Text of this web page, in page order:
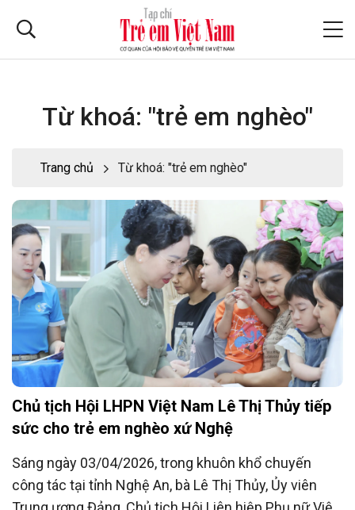
Từ khoá: "trẻ em nghèo"
Trang chủ Từ khoá: "trẻ em nghèo"
Chủ tịch Hội LHPN Việt Nam Lê Thị Thủy tiếp
sức cho trẻ em nghèo xứ Nghệ
Sáng ngày 03/04/2026, trong khuôn khổ chuyến
công tác tại tỉnh Nghệ An, bà Lê Thị Thủy, Ủy viên